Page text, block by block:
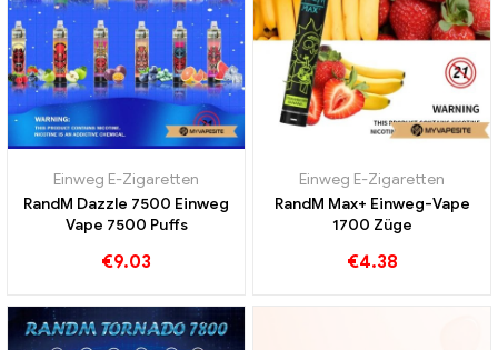
Einweg E-Zigaretten
RandM Dazzle 7500 Einweg
Vape 7500 Puffs
€9.03
Einweg E-Zigaretten
RandM Max+ Einweg-Vape
1700 Züge
€4.38